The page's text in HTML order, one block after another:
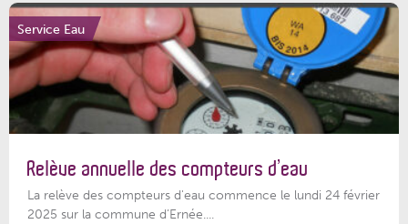
Service Eau
Relève annuelle des compteurs d’eau
La relève des compteurs d'eau commence le lundi 24 février
2025 sur la commune d’Ernée....